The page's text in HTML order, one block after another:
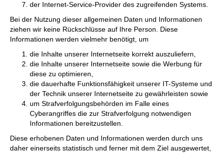
der Internet-Service-Provider des zugreifenden Systems.
Bei der Nutzung dieser allgemeinen Daten und Informationen
ziehen wir keine Rückschlüsse auf Ihre Person. Diese
Informationen werden vielmehr benötigt, um
die Inhalte unserer Internetseite korrekt auszuliefern,
die Inhalte unserer Internetseite sowie die Werbung für
diese zu optimieren,
die dauerhafte Funktionsfähigkeit unserer IT-Systeme und
der Technik unserer Internetseite zu gewährleisten sowie
um Strafverfolgungsbehörden im Falle eines
Cyberangriffes die zur Strafverfolgung notwendigen
Informationen bereitzustellen.
Diese erhobenen Daten und Informationen werden durch uns
daher einerseits statistisch und ferner mit dem Ziel ausgewertet,